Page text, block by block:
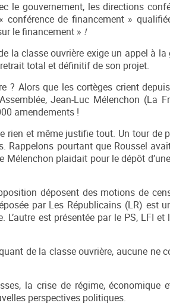
le gouvernement, les directions
de financement »
le financement » !
la classe ouvrière exige un appel à la
total et définitif de son projet.
? Alors que les cortèges crient
Jean-Luc Mélenchon (La
amendements !
rien et même justifie tout. Un tour de
Rappelons pourtant que Roussel
Mélenchon plaidait pour le dépôt
déposent des motions de
par Les Républicains (LR) est
est présentée par le PS, LFI et
de la classe ouvrière, aucune ne
la crise de régime, économique
perspectives politiques.